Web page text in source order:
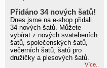
Přidáno 34 nových šatů!
Dnes jsme na e-shop přidali
34 nových šatů. Můžete
vybírat z nových svatebeních
šatů, společenských šatů,
večerních šatů, šatů pro
družičky a plesových šatů.
Více..